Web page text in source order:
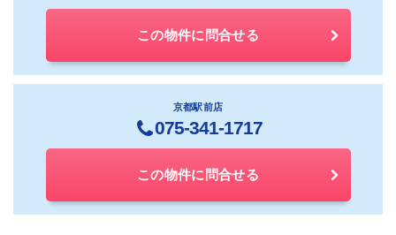
この物件に問合せる
京都駅前店
075-341-1717
この物件に問合せる